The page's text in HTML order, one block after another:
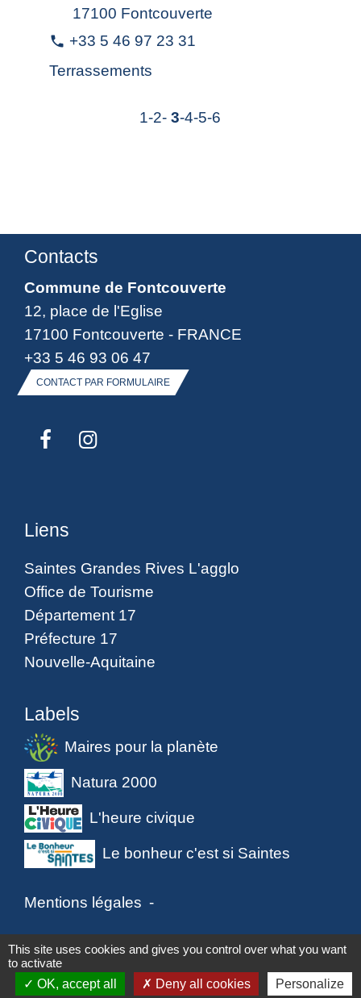
17100 Fontcouverte
phone +33 5 46 97 23 31
Terrassements
1-2-3-4-5-6
Contacts
Commune de Fontcouverte
12, place de l'Eglise
17100 Fontcouverte - FRANCE
+33 5 46 93 06 47
CONTACT PAR FORMULAIRE
Liens
Saintes Grandes Rives L'agglo
Office de Tourisme
Département 17
Préfecture 17
Nouvelle-Aquitaine
Labels
Maires pour la planète
Natura 2000
L'heure civique
Le bonheur c'est si Saintes
Mentions légales -
Politique de confidentialité - Accessibilité -
Plan du site - Gestion des cookies
This site uses cookies and gives you control over what you want
to activate
OK, accept all
Deny all cookies Personalize